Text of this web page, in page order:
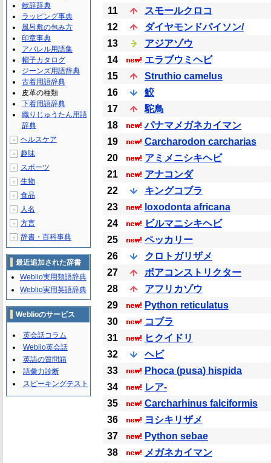
11
スモールクロコ
12
ダイヤモンドパイソン/
13
アジアゾウ
14
エラブウミヘビ
15
Struthio camelus
16
鮫
17
駝鳥
18
パナマメガネカイマン
19
Carcharodon carcharias
20
アミメニシキヘビ
21
アナコンダ
22
キングコブラ
23
loxodonta africana
24
ビルマニシキヘビ
25
ペッカリー
26
クロトガリザメ
27
ボアコンストリクター
28
アフリカゾウ
29
Python reticulatus
30
コブラ
31
ヒクイドリ
32
ヘビ
33
Phoca (pusa) hispida
34
レア-
35
Carcharhinus falciformis
36
ヨシキリザメ
37
Python sebae
38
メガネカイマン
献辞辞典
ラッピング事典
風呂敷の包み方
印章事典
アパレル用語集
帽子カタログ
ジーンズ用語辞典
古着用語辞典
皮革の種類
下着用語辞典
織りじゅうたん用語
辞典
＋ ヘルスケア
＋ 趣味
＋ スポーツ
＋ 生物
＋ 食品
＋ 人名
＋ 方言
＋ 辞書・百科事典
最近追加された辞書
Weblio実用類語辞典
Weblio実用英語辞典
Weblioのサービス
英会話コラム
Weblio英会話
英語の質問箱
語彙力診断
スピーキングテスト